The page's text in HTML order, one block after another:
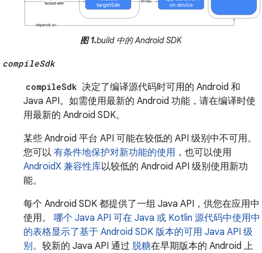
图 1.build 中的 Android SDK
compileSdk
compileSdk 决定了编译源代码时可用的 Android 和
Java API。如需使用最新的 Android 功能，请在编译时使
用最新的 Android SDK。
某些 Android 平台 API 可能在较低的 API 级别中不可用。
您可以 有条件地保护对新功能的使用 ，也可以使用
AndroidX 兼容性库以较低的 Android API 级别使用新功
能。
每个 Android SDK 都提供了一组 Java API，供您在应用中
使用。 哪个 Java API 可在 Java 或 Kotlin 源代码中使用中
的表格显示了基于 Android SDK 版本的可用 Java API 级
别。 较新的 Java API 通过 脱糖在早期版本的 Android 上